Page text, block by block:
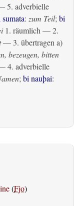
adverbielle
: zum Teil; bi
1. räumlich — 2.
— 3. übertragen a)
bezeugen, bitten
4. adverbielle
; bi nauþai:
(Fjo)